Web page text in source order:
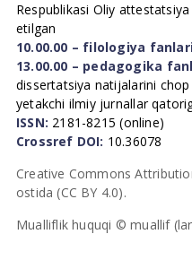
Respublikasi Oliy
etilgan
10.00.00 – filologiya
13.00.00 – pedagogika
dissertatsiya natijalarini
yetakchi ilmiy jurnallar
ISSN: 2181-8215 (online)
Crossref DOI: 10.36078
Creative Commons
ostida (CC BY 4.0).
Mualliflik huquqi © muallif